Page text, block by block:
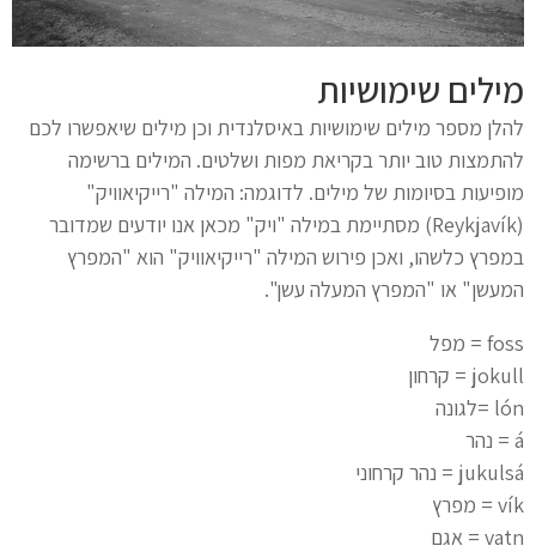
מילים שימושיות
להלן מספר מילים שימושיות באיסלנדית וכן מילים שיאפשרו לכם
להתמצות טוב יותר בקריאת מפות ושלטים. המילים ברשימה
מופיעות בסיומות של מילים. לדוגמה: המילה "רייקיאוויק"
(Reykjavík) מסתיימת במילה "ויק" מכאן אנו יודעים שמדובר
במפרץ כלשהו, ואכן פירוש המילה "רייקיאוויק" הוא "המפרץ
המעשן" או "המפרץ המעלה עשן".
foss = מפל
jokull = קרחון
lón =לגונה
á = נהר
jukulsá = נהר קרחוני
vík = מפרץ
vatn = אגם